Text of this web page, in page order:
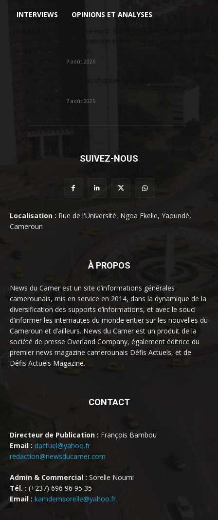
INTERVIEWS OPINIONS ET ANALYSES
7 août 2026
7 août 2026
SUIVEZ-NOUS
Localisation : Rue de l'Université, Ngoa Ekelle, Yaoundé,
Cameroun
À PROPOS
News du Camer est un site d’informations générales
camerounais, mis en service en 2014, dans la dynamique de la
diversification des supports d’informations, et avec le souci
d’informer les internautes du monde entier sur les nouvelles du
Cameroun et d’ailleurs. News du Camer est un produit de la
société de presse Overland Company, également éditrice du
premier news magazine camerounais Défis Actuels, et de
Défis Actuels Magazine.
CONTACT
Directeur de Publication : François Bambou
Email : dactuel@yahoo.fr
redaction@newsducamer.com
Admin & Commercial : Sorelle Noumi
Tél. : (+237) 696 96 95 35
Email : kamdemsorelle@yahoo.fr